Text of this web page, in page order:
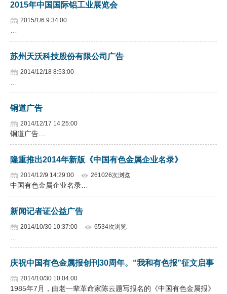
党建工作
企业文化
《资源再生》杂志
行情报价
数字报
2015年中国国际铝工业展览会
2015/1/6 9:34:00
苏州天沃科技股份有限公司广告
2014/12/18 8:53:00
铜道广告
2014/12/17 14:25:00
铜道广告…
隆重推出2014年新版《中国有色金属企业名录》
2014/12/9 14:29:00 261026次浏览
中国有色金属企业名录…
新闻记者证公益广告
2014/10/30 10:37:00 6534次浏览
庆祝中国有色金属报创刊30周年。“我和有色报”征文启事
2014/10/30 10:04:00
1985年7月，由老一辈革命家陈云题写报名的《中国有色金属报》